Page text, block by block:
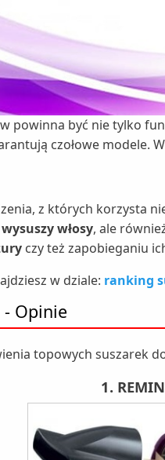
powinna być nie tylko
czołowe modele.
z których korzysta
włosy, ale
czy też zapobieganiu
w dziale: ranking
- Opinie
topowych suszarek
1.